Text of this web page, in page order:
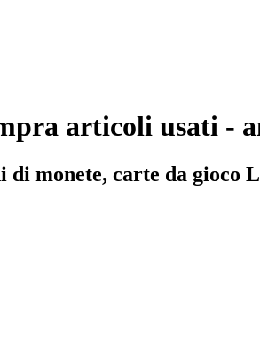
articoli usati -
monete, carte da gioco